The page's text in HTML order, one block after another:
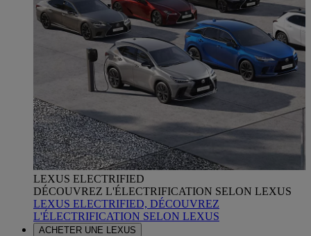
LEXUS ELECTRIFIED
DÉCOUVREZ L'ÉLECTRIFICATION SELON LEXUS
LEXUS ELECTRIFIED, DÉCOUVREZ
L'ÉLECTRIFICATION SELON LEXUS
ACHETER UNE LEXUS